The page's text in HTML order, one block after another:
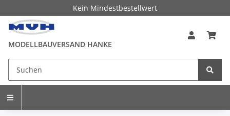
Kein Mindestbestellwert
MODELLBAUVERSAND HANKE